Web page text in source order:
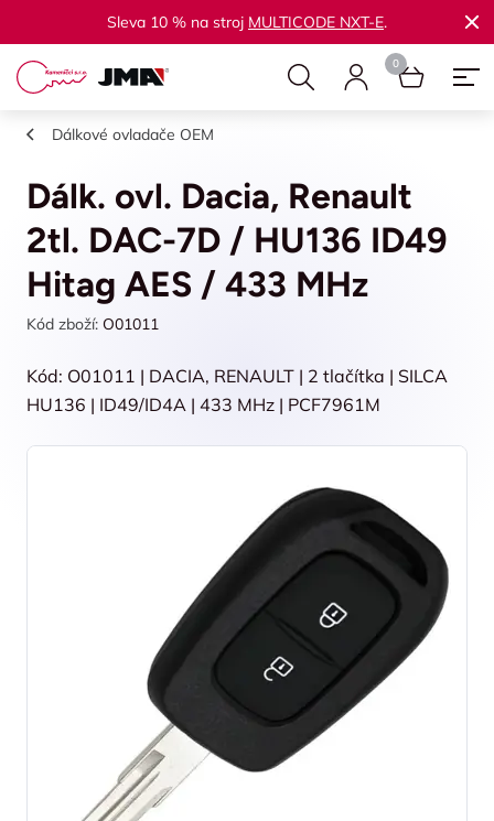
Sleva 10 % na stroj MULTICODE NXT-E.
Dálkové ovladače OEM
Dálk. ovl. Dacia, Renault
2tl. DAC-7D / HU136 ID49
Hitag AES / 433 MHz
Kód zboží: O01011
Kód: O01011 | DACIA, RENAULT | 2 tlačítka | SILCA
HU136 | ID49/ID4A | 433 MHz | PCF7961M